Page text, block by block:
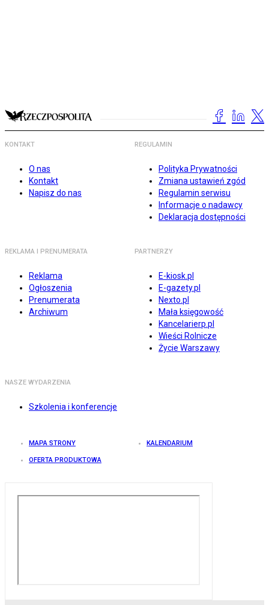
KONTAKT
O nas
Kontakt
Napisz do nas
REGULAMIN
Polityka Prywatności
Zmiana ustawień zgód
Regulamin serwisu
Informacje o nadawcy
Deklaracja dostępności
REKLAMA I PRENUMERATA
Reklama
Ogłoszenia
Prenumerata
Archiwum
PARTNERZY
E-kiosk.pl
E-gazety.pl
Nexto.pl
Mała księgowość
Kancelarierp.pl
Wieści Rolnicze
Życie Warszawy
NASZE WYDARZENIA
Szkolenia i konferencje
MAPA STRONY KALENDARIUM
OFERTA PRODUKTOWA